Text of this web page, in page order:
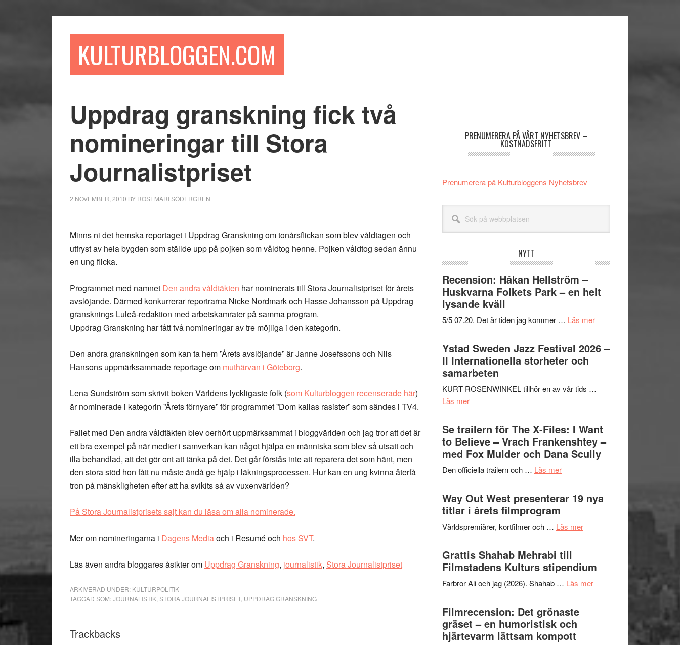
KULTURBLOGGEN.COM
Uppdrag granskning fick två
nomineringar till Stora
Journalistpriset
2 NOVEMBER, 2010 BY ROSEMARI SÖDERGREN
Minns ni det hemska reportaget i Uppdrag Granskning om tonårsflickan som blev våldtagen och
utfryst av hela bygden som ställde upp på pojken som våldtog henne. Pojken våldtog sedan ännu
en ung flicka.
Programmet med namnet Den andra våldtäkten har nominerats till Stora Journalistpriset för årets
avslöjande. Därmed konkurrerar reportrarna Nicke Nordmark och Hasse Johansson på Uppdrag
gransknings Luleå-redaktion med arbetskamrater på samma program.
Uppdrag Granskning har fått två nomineringar av tre möjliga i den kategorin.
Den andra granskningen som kan ta hem ”Årets avslöjande” är Janne Josefssons och Nils
Hansons uppmärksammade reportage om muthärvan i Göteborg.
Lena Sundström som skrivit boken Världens lyckligaste folk (som Kulturbloggen recenserade här)
är nominerade i kategorin ”Årets förnyare” för programmet ”Dom kallas rasister” som sändes i TV4.
Fallet med Den andra våldtäkten blev oerhört uppmärksammat i bloggvärlden och jag tror att det är
ett bra exempel på när medier i samverkan kan något hjälpa en människa som blev så utsatt och
illa behandlad, att det gör ont att tänka på det. Det går förstås inte att reparera det som hänt, men
den stora stöd hon fått nu måste ändå ge hjälp i läkningsprocessen. Hur kan en ung kvinna återfå
tron på mänskligheten efter att ha svikits så av vuxenvärlden?
På Stora Journalistprisets sajt kan du läsa om alla nominerade.
Mer om nomineringarna i Dagens Mediaoch i Resumé och hos SVT.
Läs även andra bloggares åsikter om Uppdrag Granskning, journalistik, Stora Journalistpriset
ARKIVERAD UNDER: KULTURPOLITIK
TAGGAD SOM:JOURNALISTIK STORA JOURNALISTPRISET, UPPDRAG GRANSKNING
Läsarkommentarer
Trackbacks
PRENUMERERA PÅ VÅRT NYHETSBREV –
KOSTNADSFRITT
Prenumerera på Kulturbloggens Nyhetsbrev
webbplatsen
NYTT
Recension: Håkan Hellström –
Huskvarna Folkets Park – en helt
lysande kväll
5/5 07.20. Det är tiden jag kommer … Läs merom
Håkan
Hellström
Folkets
en
helt
lysande
Ystad Sweden Jazz Festival 2026 –
II Internationella storheter och
samarbeten
KURT ROSENWINKEL tillhör en av vår tids …
Läs merom
Sweden
Jazz
Festival
2026
–
Internationella
storheter
och
samarbeten
Se trailern för The X-Files: I Want
to Believe – Vrach Frankenshtey –
med Fox Mulder och Dana Scully
Den officiella trailern och … Läs merom
trailern
för
X-
I
Want
to
Believe
Vrach
Frankenshtey
–
Way Out West presenterar 19 nya
titlar i årets filmprogram
Världspremiärer, kortfilmer och … Läs merom
presenterar
19
Grattis Shahab Mehrabi till
Filmstadens Kulturs stipendium
Farbror Ali och jag (2026). Shahab … Läs merom
Filmrecension: Det grönaste
gräset – en humoristisk och
hjärtevarm lättsam kompott